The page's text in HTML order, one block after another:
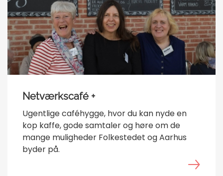
Netværkscafé +
Ugentlige caféhygge, hvor du kan nyde en
kop kaffe, gode samtaler og høre om de
mange muligheder Folkestedet og Aarhus
byder på.